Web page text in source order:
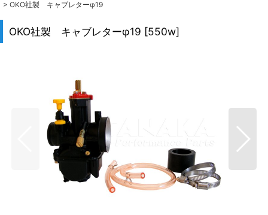
> OKO社製 キャブレターφ19
OKO社製 キャブレターφ19 [550w]